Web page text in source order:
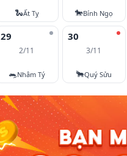
🐍Ất Tỵ 🐎Bính Ngọ
29
2/11
🐀Nhâm Tý
30
3/11
🐂Quý Sửu